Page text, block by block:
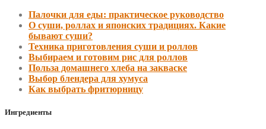
Палочки для еды: практическое руководство
О суши, роллах и японских традициях. Какие
бывают суши?
Техника приготовления суши и роллов
Выбираем и готовим рис для роллов
Польза домашнего хлеба на закваске
Выбор блендера для хумуса
Как выбрать фритюрницу
Ингредиенты